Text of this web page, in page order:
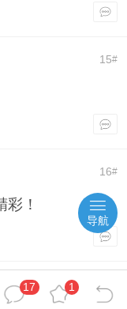
15#
16#
！
17
17 1
导航